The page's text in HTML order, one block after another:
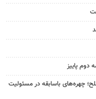
دوم پاییز
چهره‌های باسابقه در مسئولیت‌